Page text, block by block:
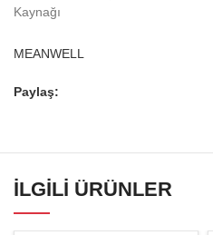
Kaynağı
MEANWELL
Paylaş:
İLGILI ÜRÜNLER